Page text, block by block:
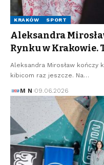
KRAKÓW SPORT
Aleksandra
Rynku w Krakowie.
Aleksandra Mirosław kończy
kibicom raz jeszcze. Na…
M N 09.06.2026